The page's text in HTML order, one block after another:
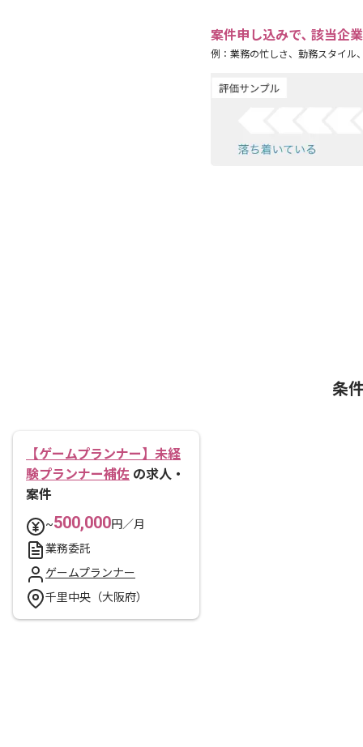
案件申し込みで､ 該当企
例：業務の忙しさ、勤務スタイル
条
【ゲームプランナー】未経
験プランナー補佐 の求人・
案件
~500,000円／月
業務委託
ゲームプランナー
千里中央（大阪府）